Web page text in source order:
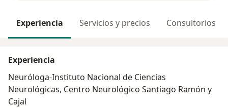
Experiencia Servicios y precios Consultorios
Experiencia
Neuróloga-Instituto Nacional de Ciencias
Neurológicas, Centro Neurológico Santiago Ramón y
Cajal